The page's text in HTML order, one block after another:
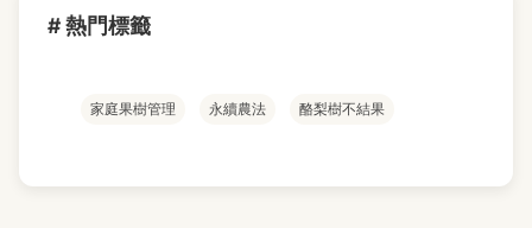
# 熱門標籤
家庭果樹管理 永續農法 酪梨樹不結果